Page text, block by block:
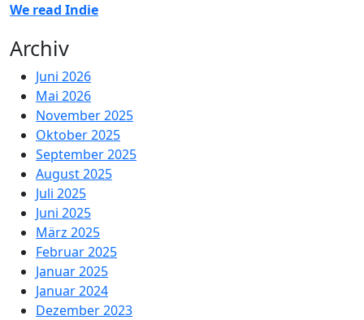
We read Indie
Archiv
Juni 2026
Mai 2026
November 2025
Oktober 2025
September 2025
August 2025
Juli 2025
Juni 2025
März 2025
Februar 2025
Januar 2025
Januar 2024
Dezember 2023